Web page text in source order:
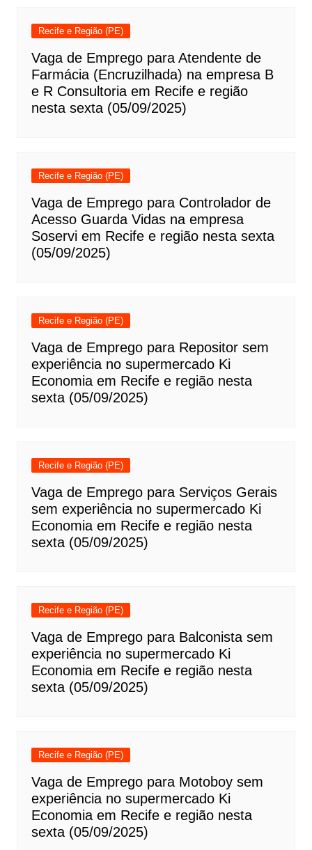
Recife e Região (PE)
Vaga de Emprego para Atendente de
Farmácia (Encruzilhada) na empresa B
e R Consultoria em Recife e região
nesta sexta (05/09/2025)
Recife e Região (PE)
Vaga de Emprego para Controlador de
Acesso Guarda Vidas na empresa
Soservi em Recife e região nesta sexta
(05/09/2025)
Recife e Região (PE)
Vaga de Emprego para Repositor sem
experiência no supermercado Ki
Economia em Recife e região nesta
sexta (05/09/2025)
Recife e Região (PE)
Vaga de Emprego para Serviços Gerais
sem experiência no supermercado Ki
Economia em Recife e região nesta
sexta (05/09/2025)
Recife e Região (PE)
Vaga de Emprego para Balconista sem
experiência no supermercado Ki
Economia em Recife e região nesta
sexta (05/09/2025)
Recife e Região (PE)
Vaga de Emprego para Motoboy sem
experiência no supermercado Ki
Economia em Recife e região nesta
sexta (05/09/2025)